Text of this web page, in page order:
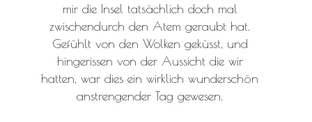
mir die Insel tatsächlich doch mal
zwischendurch den Atem geraubt hat.
Gefühlt von den Wolken geküsst, und
hingerissen von der Aussicht die wir
hatten, war dies ein wirklich wunderschön
anstrengender Tag gewesen.